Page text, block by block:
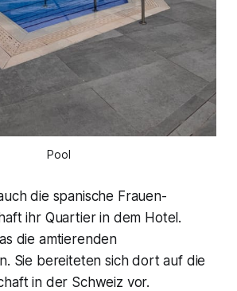
Pool
die spanische Frauen-
ihr Quartier in dem Hotel.
die amtierenden
Sie bereiteten sich dort auf die
in der Schweiz vor.